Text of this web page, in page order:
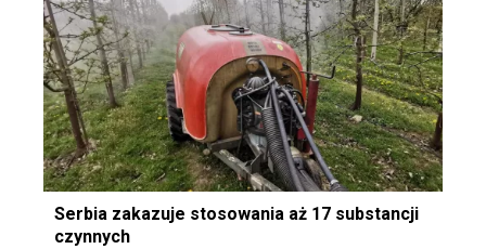
Serbia zakazuje stosowania aż 17 substancji
czynnych